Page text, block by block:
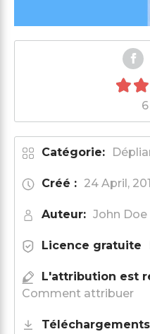
Catégorie:
Créé : 24 April,
Auteur: John Doe
Licence gratuite
L'attribution est
Comment attribuer
Téléchargements